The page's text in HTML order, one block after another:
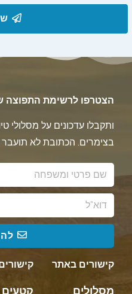
הצטרפו לרשימת התפוצה
ותקבלו עדכונים על מסלולי
בצימרים. הכתובת לא תועבר
קישורים באתר
מסלולים